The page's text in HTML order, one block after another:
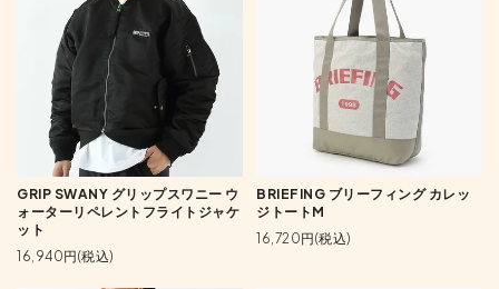
GRIP SWANY グリップスワニー ウ
ォーターリペレントフライトジャケ
ット
16,940円(税込)
BRIEFING ブリーフィング カレッ
ジトートM
16,720円(税込)